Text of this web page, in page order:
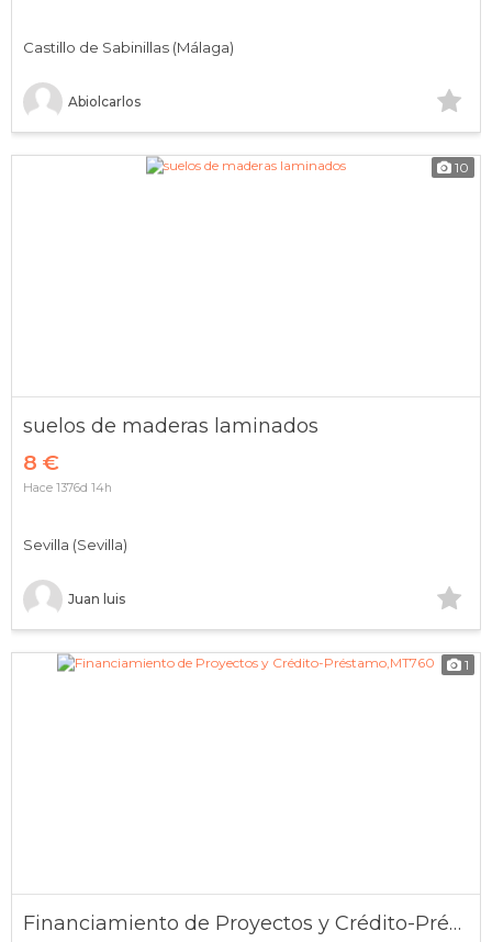
Abiolcarlos
Castillo de Sabinillas (Málaga)
10
suelos de maderas laminados
8 €
Juan luis
Sevilla (Sevilla)
Hace 1376d 14h
1
Financiamiento de Proyectos y Crédito-Préstamo,MT760